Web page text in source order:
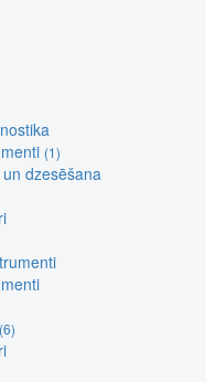
(1)
dzesēšana
(6)